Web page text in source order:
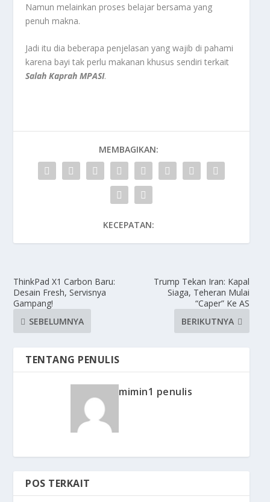
Namun melainkan proses belajar bersama yang
penuh makna.
Jadi itu dia beberapa penjelasan yang wajib di pahami
karena bayi tak perlu makanan khusus sendiri terkait
Salah Kaprah MPASI.
MEMBAGIKAN:
KECEPATAN:
ThinkPad X1 Carbon Baru:
Desain Fresh, Servisnya
Gampang!
SEBELUMNYA
Trump Tekan Iran: Kapal
Siaga, Teheran Mulai
“Caper” Ke AS
BERIKUTNYA
TENTANG PENULIS
mimin1 penulis
POS TERKAIT